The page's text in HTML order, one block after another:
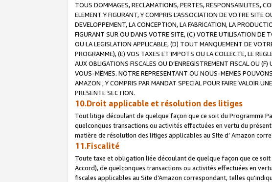
TOUS DOMMAGES, RECLAMATIONS, PERTES, RESPONSABILITES,
ELEMENT Y FIGURANT, Y COMPRIS L’ASSOCIATION DE VOTRE SITE
DEVELOPPEMENT, LA CONCEPTION, LA FABRICATION, LA
FIGURANT SUR OU DANS VOTRE SITE, (C) VOTRE UTILISATION DE
OU LA LEGISLATION APPLICABLE, (D) TOUT MANQUEMENT DE
PROGRAMME), (E) VOS TAXES ET IMPOTS OU LA COLLECTE, LE
AUX OBLIGATIONS FISCALES OU D’ENREGISTREMENT FISCAL OU
VOUS-MÊMES. NOTRE REPRESENTANT OU NOUS-MEMES
AMAZON , Y COMPRIS PAR MANDAT SPECIAL POUR FAIRE VALOIR
PRESENTE SECTION.
10.Droit applicable et résolution des litiges
Tout litige découlant de quelque façon que ce soit du Programme
quelconques transactions ou activités effectuées en vertu du
matière de résolution des litiges applicables au Site d’ Amazon
11.Fiscalité
Toute taxe et obligation liée découlant de quelque façon que ce
Accord), de quelconques transactions ou activités effectuées en
fiscales applicables au Site d’Amazon correspondant, telles